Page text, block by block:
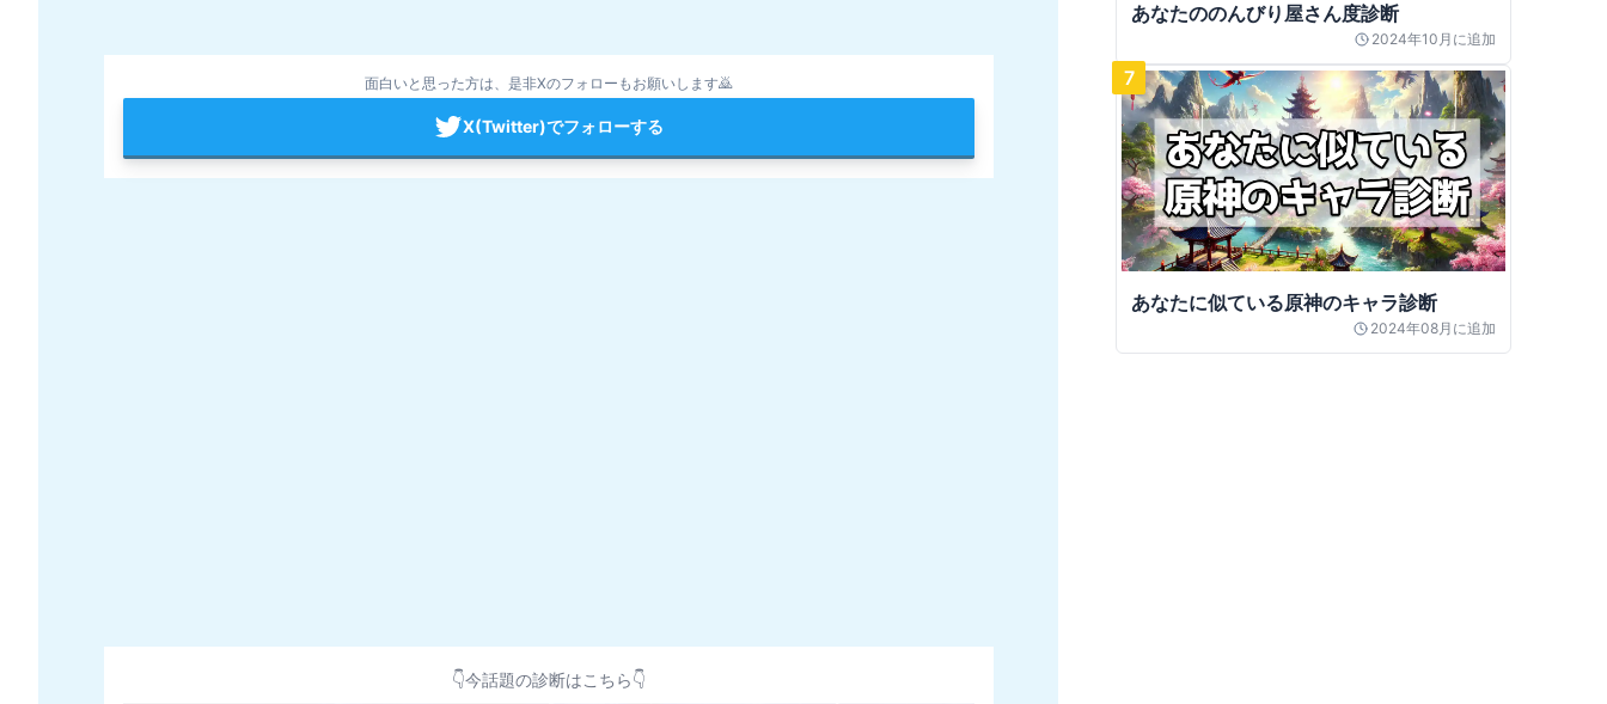
面白いと思った方は、是非Xのフォローもお願いします🙇
X(Twitter)でフォローする
👇今話題の診断はこちら👇
あなたののんびり屋さん度診断
2024年10月 に追加
7
あなたに似ている原神のキャラ診断
2024年08月 に追加